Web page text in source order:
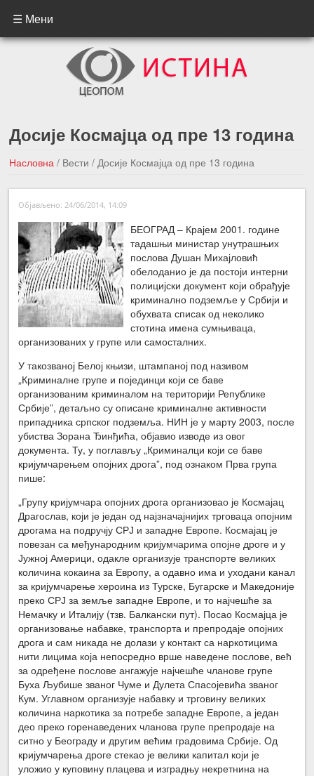
☰ Мени
Досије Космајца од пре 13 година
Насловна / Вести/ Досије Космајца од пре 13 година
←Претходна вест
Следећа вест →
Објављено: 24/06/2014, 14:09
БЕОГРАД – Крајем 2001. године
тадашњи министар унутрашњих
послова Душан Михајловић
обелоданио је да постоји интерни
полицијски документ који обрађује
криминално подземље у Србији и
обухвата списак од неколико
стотина имена сумњиваца,
организованих у групе или самосталних.
У такозваној Белој књизи, штампаној под називом
„Криминалне групе и појединци који се баве
организованим криминалом на територији Републике
Србије”, детаљно су описане криминалне активности
припадника српског подземља. НИН је у марту 2003, после
убиства Зорана Ђинђића, објавио изводе из овог
документа. Ту, у поглављу „Криминалци који се баве
кријумчарењем опојних дрога”, под ознаком Прва група
пише:
„Групу кријумчара опојних дрога организовао је Космајац
Драгослав, који је један од најзначајнијих трговаца опојним
дрогама на подручју СРЈ и западне Европе. Космајац је
повезан са међународним кријумчарима опојне дроге и у
Јужној Америци, одакле организује транспорте великих
количина кокаина за Европу, а одавно има и уходани канал
за кријумчарење хероина из Турске, Бугарске и Македоније
преко СРЈ за земље западне Европе, и то најчешће за
Немачку и Италију (тзв. Балкански пут). Посао Космајца је
организовање набавке, транспорта и препродаје опојних
дрога и сам никада не долази у контакт са наркотицима
нити лицима која непосредно врше наведене послове, већ
за одређене послове ангажује најчешће чланове групе
Буха Љубише званог Чуме и Дулета Спасојевића званог
Кум. Углавном организује набавку и трговину великих
количина наркотика за потребе западне Европе, а један
део преко горенаведених чланова групе препродаје на
ситно у Београду и другим већим градовима Србије. Од
кријумчарења дроге стекао је велики капитал који је
уложио у куповину плацева и изградњу некретнина на